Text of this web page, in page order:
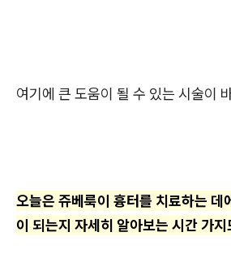
여기에 큰 도움이 될 수 있는 시술이
오늘은 쥬베룩이 흉터를 치료하는 데
이 되는지 자세히 알아보는 시간 가